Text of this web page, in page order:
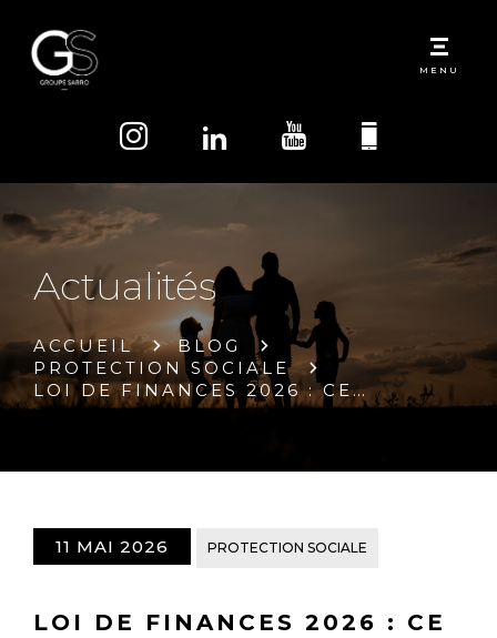
MENU
Actualités
ACCUEIL
BLOG
PROTECTION SOCIALE
LOI DE FINANCES 2026 : CE…
11 MAI 2026 PROTECTION SOCIALE
LOI DE FINANCES 2026 : CE